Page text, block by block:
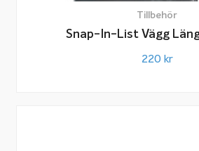
Tillbehör
Snap-In-List Vägg
220 kr